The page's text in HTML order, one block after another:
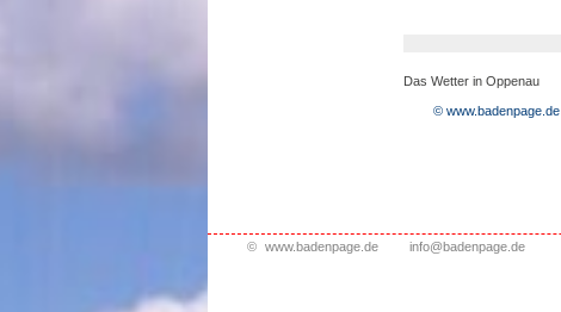
Das Wetter in Oppenau
© www.badenpage.de
© www.badenpage.de info@badenpage.de